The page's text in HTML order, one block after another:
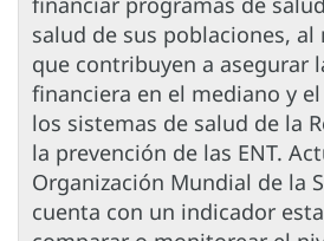
salud de sus poblaciones,
que contribuyen a asegurar
financiera en el mediano y
los sistemas de salud de la
la prevención de las ENT.
Organización Mundial de la
cuenta con un indicador